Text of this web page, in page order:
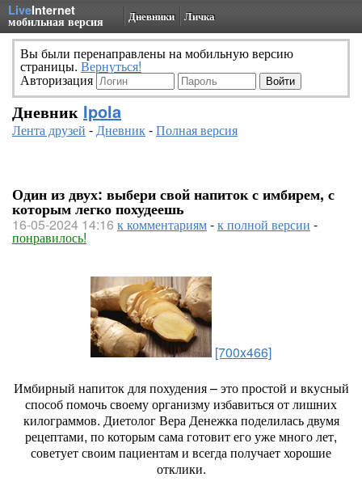
LiveInternet
мобильная версия Дневники Личка
Вы были перенаправлены на мобильную версию
страницы. Вернуться!
Авторизация
Дневник Ipola
Лента друзей -Дневник-Полная версия
Один из двух: выбери свой напиток с имбирем, с
которым легко похудеешь
16-05-2024 14:16 к комментариям-к полной версии -
понравилось!
[700x466]
Имбирный напиток для похудения – это простой и вкусный
способ помочь своему организму избавиться от лишних
килограммов. Диетолог Вера Денежка поделилась двумя
рецептами, по которым сама готовит его уже много лет,
советует своим пациентам и всегда получает хорошие
отклики.